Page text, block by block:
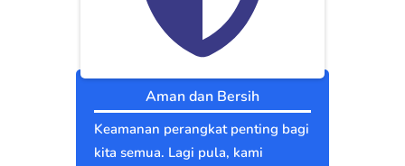
Aman dan Bersih
Keamanan perangkat penting bagi
kita semua. Lagi pula, kami